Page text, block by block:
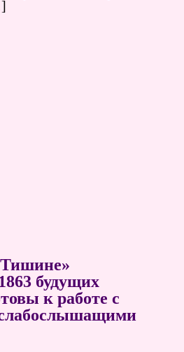
будущих
к работе с